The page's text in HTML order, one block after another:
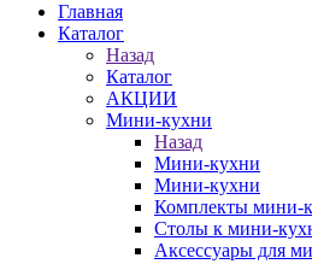
Главная
Каталог
Назад
Каталог
АКЦИИ
Мини-кухни
Назад
Мини-кухни
Мини-кухни
Комплекты мини-
Столы к мини-
Аксессуары для